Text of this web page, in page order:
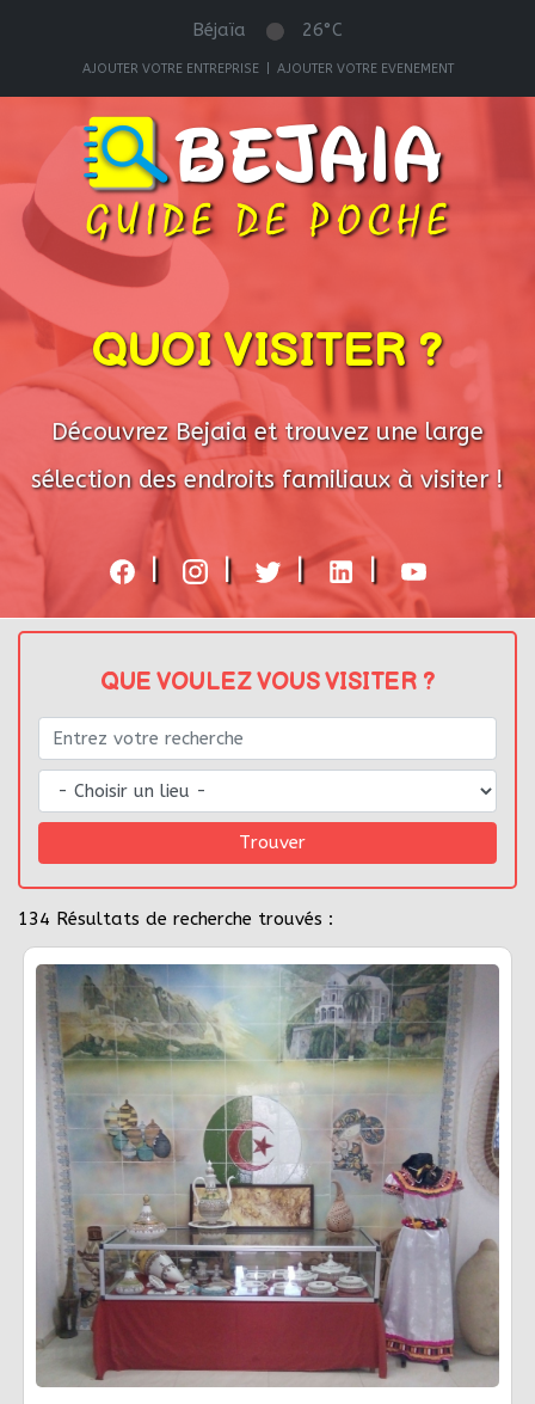
Béjaïa 26°C
AJOUTER VOTRE ENTREPRISE| AJOUTER VOTRE EVENEMENT
QUOI VISITER ?
Découvrez Bejaia et trouvez une large
sélection des endroits familiaux à visiter !
| | | |
QUE VOULEZ VOUS VISITER ?
Trouver
134 Résultats de recherche trouvés :